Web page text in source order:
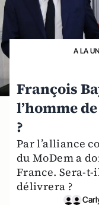
A LA
François
l’homme
?
Par l’alliance
du MoDem a
France. Sera-t-
délivrera ?